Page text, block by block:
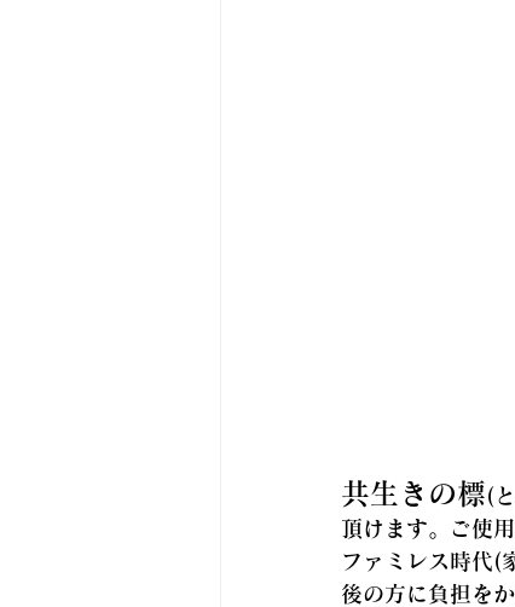
共生きの標(
頂けます。ご使
ファミレス時代(
後の方に負担を